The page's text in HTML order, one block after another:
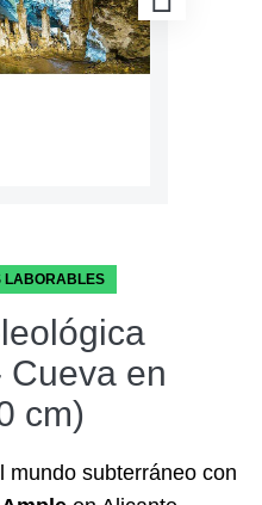
LABORABLES
Cueva en
cm)
mundo subterráneo con